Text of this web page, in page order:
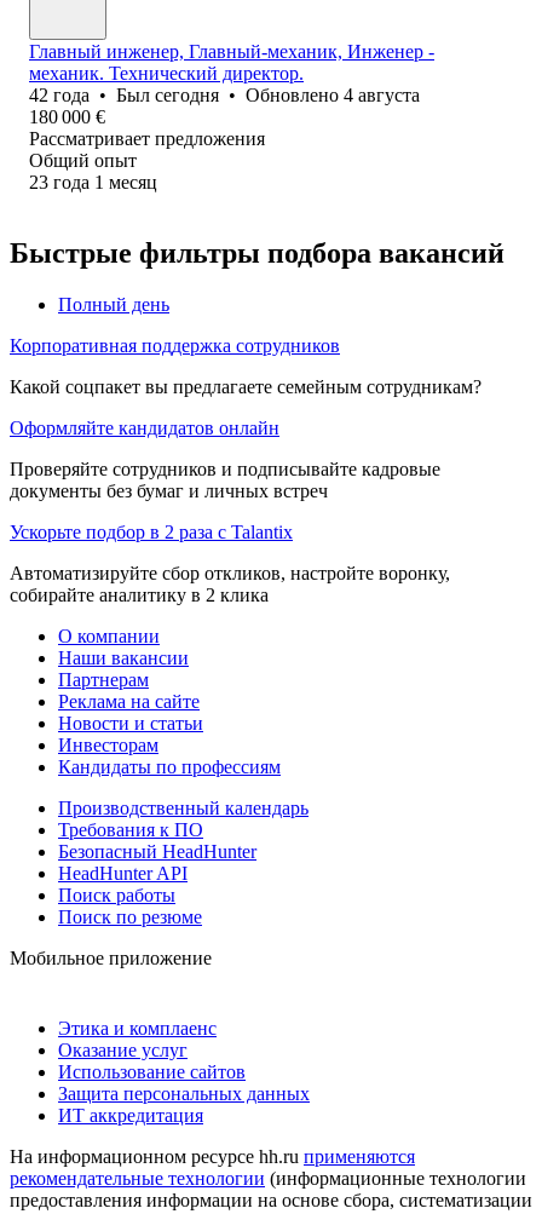
Главный инженер, Главный-механик, Инженер -
механик. Технический директор.
42 года • Был сегодня • Обновлено 4 августа
180 000 €
Рассматривает предложения
Общий опыт
23 года 1 месяц
Быстрые фильтры подбора вакансий
Полный день
Корпоративная поддержка сотрудников
Какой соцпакет вы предлагаете семейным сотрудникам?
Оформляйте кандидатов онлайн
Проверяйте сотрудников и подписывайте кадровые
документы без бумаг и личных встреч
Ускорьте подбор в 2 раза с Talantix
Автоматизируйте сбор откликов, настройте воронку,
собирайте аналитику в 2 клика
О компании
Наши вакансии
Партнерам
Реклама на сайте
Новости и статьи
Инвесторам
Кандидаты по профессиям
Производственный календарь
Требования к ПО
Безопасный HeadHunter
HeadHunter API
Поиск работы
Поиск по резюме
Мобильное приложение
Этика и комплаенс
Оказание услуг
Использование сайтов
Защита персональных данных
ИТ аккредитация
На информационном ресурсе hh.ru применяются
рекомендательные технологии (информационные технологии
предоставления информации на основе сбора, систематизации